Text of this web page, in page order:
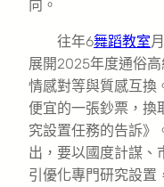
向。
往年6舞蹈教室
展開2025年度通俗
情感對等與質感互換
便宜的一張鈔票，換
究設置任務的告訴》
出，要以國度計謀、
引優化專門研究設置